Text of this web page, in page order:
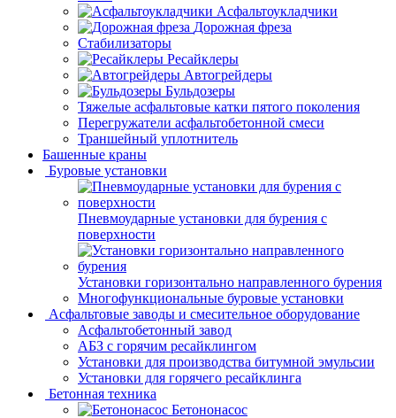
Асфальтоукладчики
Дорожная фреза
Стабилизаторы
Ресайклеры
Автогрейдеры
Бульдозеры
Тяжелые асфальтовые катки пятого поколения
Перегружатели асфальтобетонной смеси
Траншейный уплотнитель
Башенные краны
Буровые установки
Пневмоударные установки для бурения с
поверхности
Установки горизонтально направленного бурения
Многофункциональные буровые установки
Асфальтовые заводы и смесительное оборудование
Асфальтобетонный завод
АБЗ с горячим ресайклингом
Установки для производства битумной эмульсии
Установки для горячего ресайклинга
Бетонная техника
Бетононасос